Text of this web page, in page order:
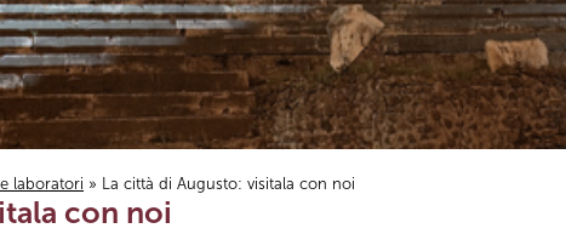
laboratori » La città di Augusto: visitala con noi
con noi